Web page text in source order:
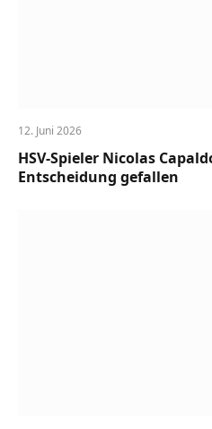
12. Juni 2026
HSV-Spieler Nicolas
Entscheidung gefallen